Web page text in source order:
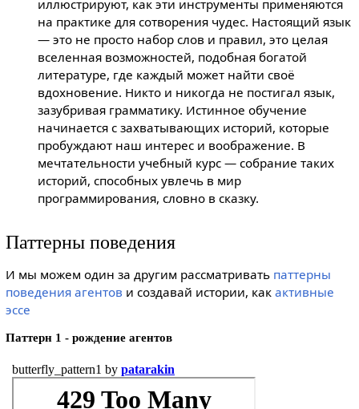
иллюстрируют, как эти инструменты применяются
на практике для сотворения чудес. Настоящий язык
— это не просто набор слов и правил, это целая
вселенная возможностей, подобная богатой
литературе, где каждый может найти своё
вдохновение. Никто и никогда не постигал язык,
зазубривая грамматику. Истинное обучение
начинается с захватывающих историй, которые
пробуждают наш интерес и воображение. В
мечтательности учебный курс — собрание таких
историй, способных увлечь в мир
программирования, словно в сказку.
Паттерны поведения
И мы можем один за другим рассматривать паттерны
поведения агентов и создавай истории, как активные
эссе
Паттерн 1 - рождение агентов